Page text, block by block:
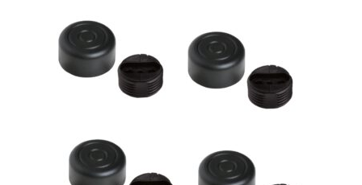
CONDITIONS GÉNÉRALES DE VENTE
Transport maritime